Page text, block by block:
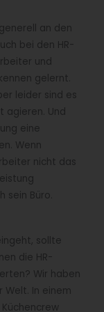
an den
bei den HR-
und
gelernt.
leider sind es
agieren. Und
eine
Wenn
nicht das
sein Büro.
sollte
die HR-
Wir haben
Welt. In einem